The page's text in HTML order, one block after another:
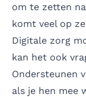
om te zetten
komt veel op
Digitale zorg
kan het ook
Ondersteunen
als je hen mee